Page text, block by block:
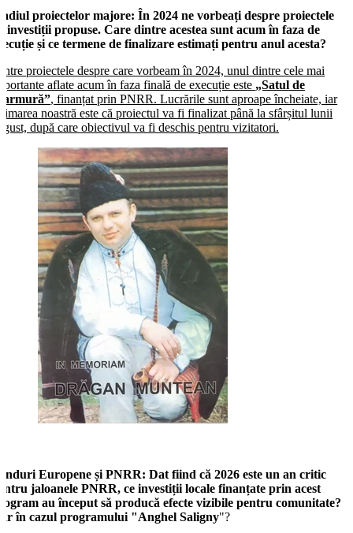
proiectelor majore: În 2024 ne vorbeați despre proiectele
investiții propuse. Care dintre acestea sunt acum în faza de
și ce termene de finalizare estimați pentru anul acesta?
proiectele despre care vorbeam în 2024, unul dintre cele mai
aflate acum în faza finală de execuție este „Satul de
, finanțat prin PNRR. Lucrările sunt aproape încheiate, iar
noastră este că proiectul va fi finalizat până la sfârșitul lunii
după care obiectivul va fi deschis pentru vizitatori.
Europene și PNRR: Dat fiind că 2026 este un an critic
jaloanele PNRR, ce investiții locale finanțate prin acest
au început să producă efecte vizibile pentru comunitate?
în cazul programului "Anghel Saligny"?